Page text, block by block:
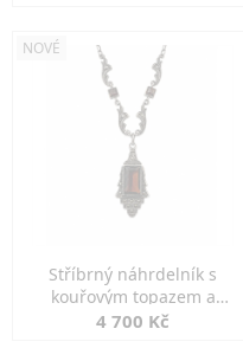
NOVÉ
Stříbrný náhrdelník s
kouřovým topazem a
markazity
4 700 Kč